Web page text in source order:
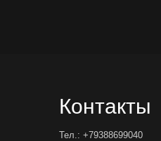
Контакты
Тел.: +79388699040